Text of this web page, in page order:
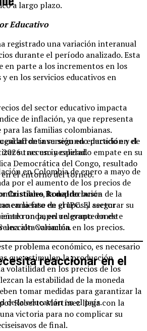
a largo plazo.
Educativo
registrado una variación interanual
durante el período analizado. Esta
en parte a los incrementos en los
en los servicios educativos en
del sector educativo impacta
de inflación, ya que representa
las familias colombianas.
de inversión en educación y de
su acceso y calidad.
en Colombia de enero a mayo de
por el aumento de los precios de
la depreciación de la
en el IPC. El sector
un papel relevante en este
alta variación en los precios.
problema económico, es necesario
que estimulen la producción
volatilidad en los precios de los
la estabilidad de la moneda
tomar medidas para garantizar la
de la educación en el país.
afronta su segundo partido en el
tras un inesperado empate en su
Democrática del Congo, resultado
en el entorno del torneo.
Cristiano Ronaldobusca
en la fase de grupos y asegurar su
ronda, en un grupo donde
Colombia.
reaccionar en el
Roberto Martínez llega con la
victoria para no complicar su
de final.